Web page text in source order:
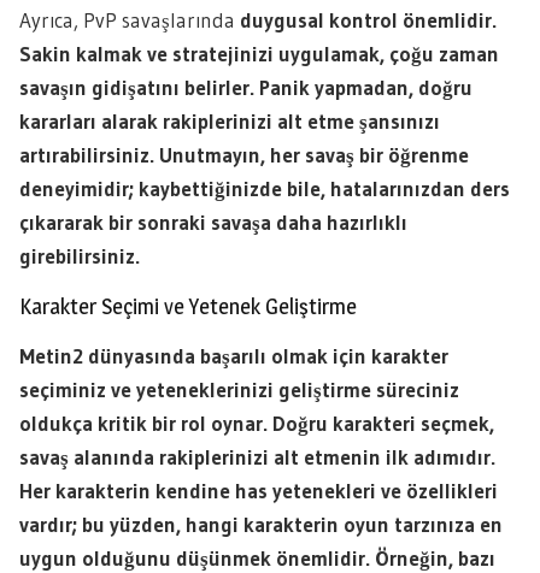
Ayrıca, PvP savaşlarında duygusal kontrol önemlidir.
Sakin kalmak ve stratejinizi uygulamak, çoğu zaman
savaşın gidişatını belirler. Panik yapmadan, doğru
kararları alarak rakiplerinizi alt etme şansınızı
artırabilirsiniz. Unutmayın, her savaş bir öğrenme
deneyimidir; kaybettiğinizde bile, hatalarınızdan ders
çıkararak bir sonraki savaşa daha hazırlıklı
girebilirsiniz.
Karakter Seçimi ve Yetenek Geliştirme
Metin2 dünyasında başarılı olmak için karakter
seçiminiz ve yeteneklerinizi geliştirme süreciniz
oldukça kritik bir rol oynar. Doğru karakteri seçmek,
savaş alanında rakiplerinizi alt etmenin ilk adımıdır.
Her karakterin kendine has yetenekleri ve özellikleri
vardır; bu yüzden, hangi karakterin oyun tarzınıza en
uygun olduğunu düşünmek önemlidir. Örneğin, bazı